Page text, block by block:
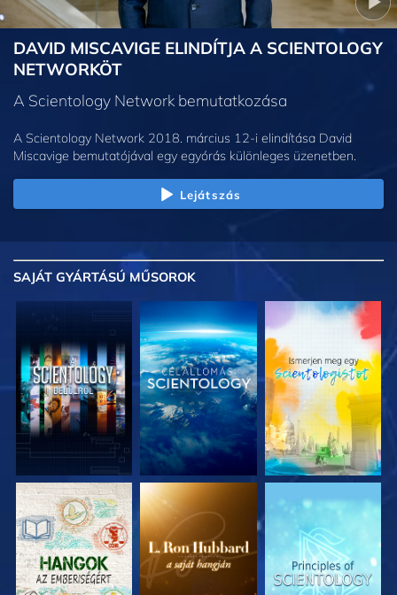
DAVID MISCAVIGE ELINDÍTJA A SCIENTOLOGY
NETWORKÖT
A Scientology Network bemutatkozása
A Scientology Network 2018. március 12-i elindítása David
Miscavige bemutatójával egy egyórás különleges üzenetben.
Lejátszás
SAJÁT GYÁRTÁSÚ MŰSOROK
A SOROZAT
RÉSZEI
A SOROZAT
RÉSZEI
A SOROZAT
RÉSZEI